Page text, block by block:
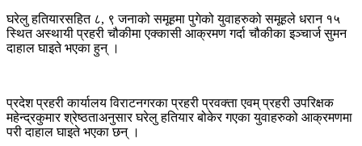
घरेलु हतियारसहित ८, ९ जनाको समूहमा पुगेको युवाहरुको समूहले धरान १५
स्थित अस्थायी प्रहरी चौकीमा एक्कासी आक्रमण गर्दा चौकीका इञ्चार्ज सुमन
दाहाल घाइते भएका हुन् ।
प्रदेश प्रहरी कार्यालय विराटनगरका प्रहरी प्रवक्ता एवम् प्रहरी उपरिक्षक
महेन्द्रकुमार श्रेष्ठताअनुसार घरेलु हतियार बोकेर गएका युवाहरुको आक्रमणमा
परी दाहाल घाइते भएका छन् ।